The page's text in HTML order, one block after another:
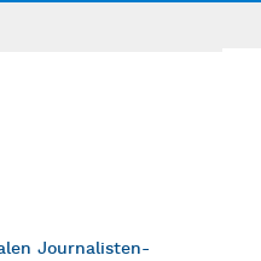
Journalisten-